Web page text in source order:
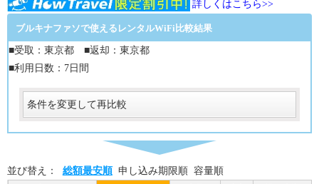
詳しくはこちら>>
ブルキナファソで使えるレンタルWiFi比較結果
■受取：東京都 ■返却：東京都
■利用日数：7日間
条件を変更して再比較
受取場所
並び替え： 総額最安順 申し込み期限順 容量順